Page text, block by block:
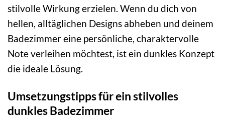
stilvolle Wirkung erzielen. Wenn du dich von
hellen, alltäglichen Designs abheben und deinem
Badezimmer eine persönliche, charaktervolle
Note verleihen möchtest, ist ein dunkles Konzept
die ideale Lösung.
Umsetzungstipps für ein stilvolles
dunkles Badezimmer